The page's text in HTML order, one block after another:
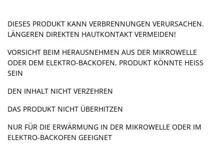
DIESES PRODUKT KANN VERBRENNUNGEN VERURSACHEN.
LÄNGEREN DIREKTEN HAUTKONTAKT VERMEIDEN!
VORSICHT BEIM HERAUSNEHMEN AUS DER MIKROWELLE
ODER DEM ELEKTRO-BACKOFEN, PRODUKT KÖNNTE HEISS
SEIN
DEN INHALT NICHT VERZEHREN
DAS PRODUKT NICHT ÜBERHITZEN
NUR FÜR DIE ERWÄRMUNG IN DER MIKROWELLE ODER IM
ELEKTRO-BACKOFEN GEEIGNET